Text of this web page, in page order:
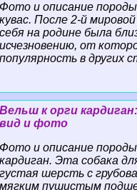
Фото и описание
кувас. После 2-й
себя на родине была
исчезновению, от
популярность в других
Вельш к opги
вид и фото
Фото и описание
кардиган. Эта собака
густая шерсть с
мягким пушистым